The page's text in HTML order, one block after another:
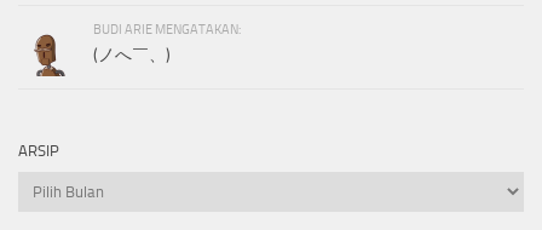
BUDI ARIE MENGATAKAN:
(ノへ￣、)
ARSIP
Arsip